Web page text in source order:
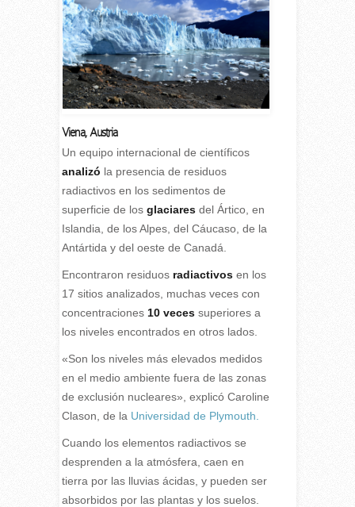
Viena, Austria
Un equipo internacional de científicos
analizó la presencia de residuos
radiactivos en los sedimentos de
superficie de los glaciaresdel Ártico, en
Islandia, de los Alpes, del Cáucaso, de la
Antártida y del oeste de Canadá.
Encontraron residuos radiactivosen los
17 sitios analizados, muchas veces con
concentraciones10 vecessuperiores a
los niveles encontrados en otros lados.
«Son los niveles más elevados medidos
en el medio ambiente fuera de las zonas
de exclusión nucleares», explicó Caroline
Clason, de la Universidad de Plymouth.
Cuando los elementos radiactivos se
desprenden a la atmósfera, caen en
tierra por las lluvias ácidas, y pueden ser
absorbidos por las plantas y los suelos.